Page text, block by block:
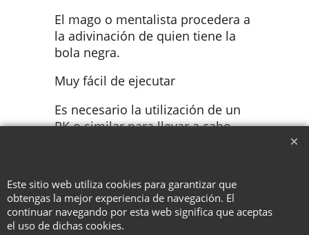
El mago o mentalista procedera a
la adivinación de quien tiene la
bola negra.
Muy fácil de ejecutar
Es necesario la utilización de un
PK o similar para llevar a cabo
To create online store ShopFactory eCommerce software was used.
Este sitio web utiliza cookies para garantizar que
obtengas la mejor experiencia de navegación. El
continuar navegando por esta web significa que aceptas
el uso de dichas cookies.